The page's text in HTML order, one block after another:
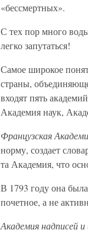
«бессмертных».
С тех пор много
легко запутаться!
Самое широкое
страны,
входят пять
Академия наук,
Французская
норму, создает
та Академия, что
В 1793 году она
почетное, а не
Академия надписей